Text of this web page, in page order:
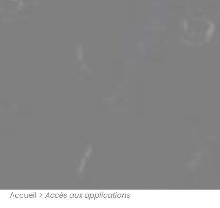
Accueil > Accès aux applications